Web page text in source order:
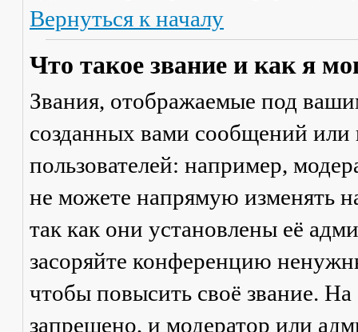
Вернуться к началу
Что такое звание и как я
Звания, отображаемые под
созданных вами сообщений
пользователей: например,
не можете напрямую изменять
так как они установлены её
засоряйте конференцию
чтобы повысить своё звание.
запрещено, и модератор или